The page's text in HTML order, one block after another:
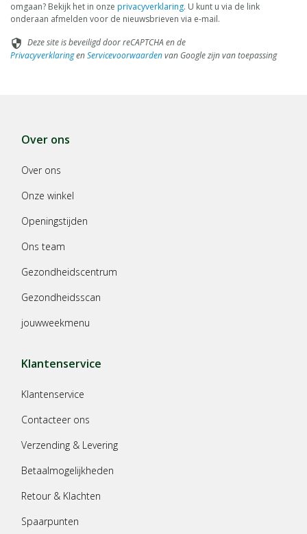
omgaan? Bekijk het in onze privacyverklaring. U kunt u via de link
onderaan afmelden voor de nieuwsbrieven via e-mail.
security Deze site is beveiligd door reCAPTCHA en de
PrivacyverklaringenServicevoorwaardenvan Google zijn van toepassing
Over ons
Over ons
Onze winkel
Openingstijden
Ons team
Gezondheidscentrum
Gezondheidsscan
jouwweekmenu
Klantenservice
Klantenservice
Contacteer ons
Verzending & Levering
Betaalmogelijkheden
Retour & Klachten
Spaarpunten